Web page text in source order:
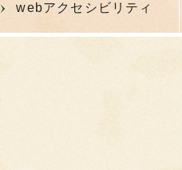
webアクセシビリティ